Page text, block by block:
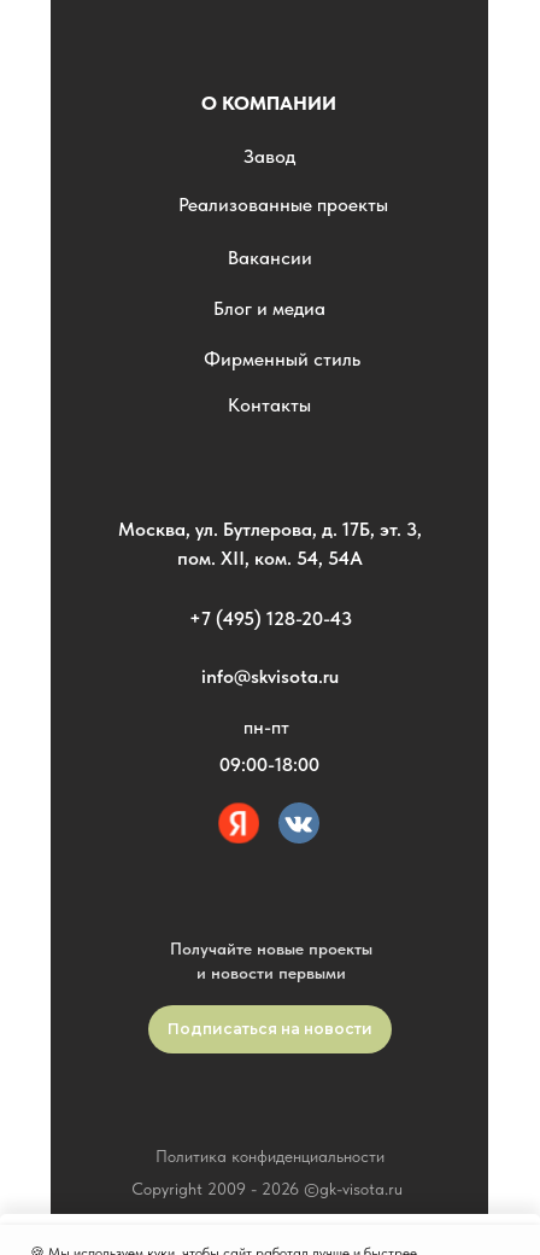
Политика конфиденциальности
Copyright 2009 - 2026 ©gk-visota.ru
Получайте новые проекты
и новости первыми
О КОМПАНИИ
Завод
Реализованные проекты
Вакансии
Блог и медиа
Фирменный стиль
Контакты
+7 (495) 128-20-43
info@skvisota.ru
Москва, ул. Бутлерова, д. 17Б, эт. 3,
пом. XII, ком. 54, 54А
пн-пт
09:00-18:00
Подписаться на новости